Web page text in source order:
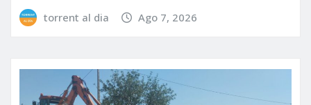
torrent al dia Ago 7, 2026